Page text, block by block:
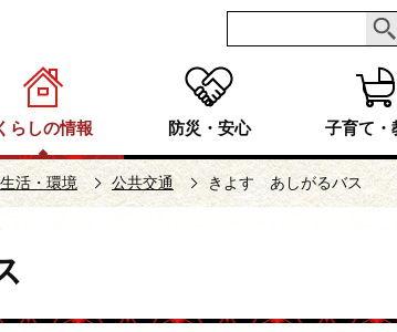
らしの情報 防災・安心 子育て・
生活・環境 公共交通 きよす あしがるバス